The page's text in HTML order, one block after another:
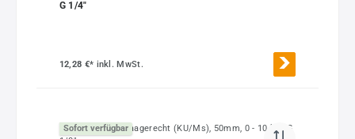
G 1/4"
12,28 €* inkl. MwSt.
Sofort verfügbar